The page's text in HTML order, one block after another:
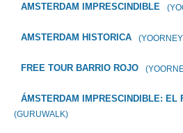
AMSTERDAM IMPRESCINDIBLE
AMSTERDAM HISTORICA
FREE TOUR BARRIO ROJO
ÁMSTERDAM IMPRESCINDIBLE: EL
(GURUWALK)